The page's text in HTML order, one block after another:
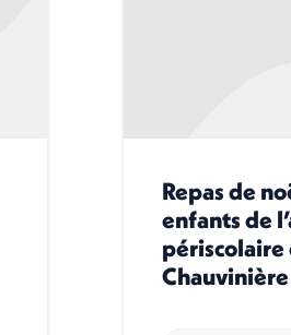
Repas de
enfants de
périscolaire
Chauvinière